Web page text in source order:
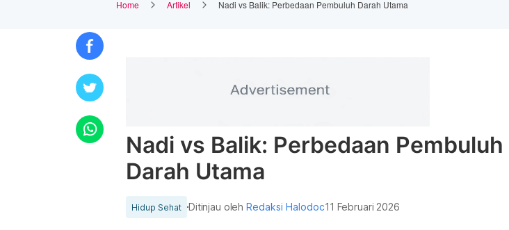
Home Artikel Nadi vs Balik: Perbedaan Pembuluh Darah Utama
Nadi vs Balik: Perbedaan Pembuluh
Darah Utama
Hidup Sehat Ditinjau olehRedaksi Halodoc11 Februari 2026